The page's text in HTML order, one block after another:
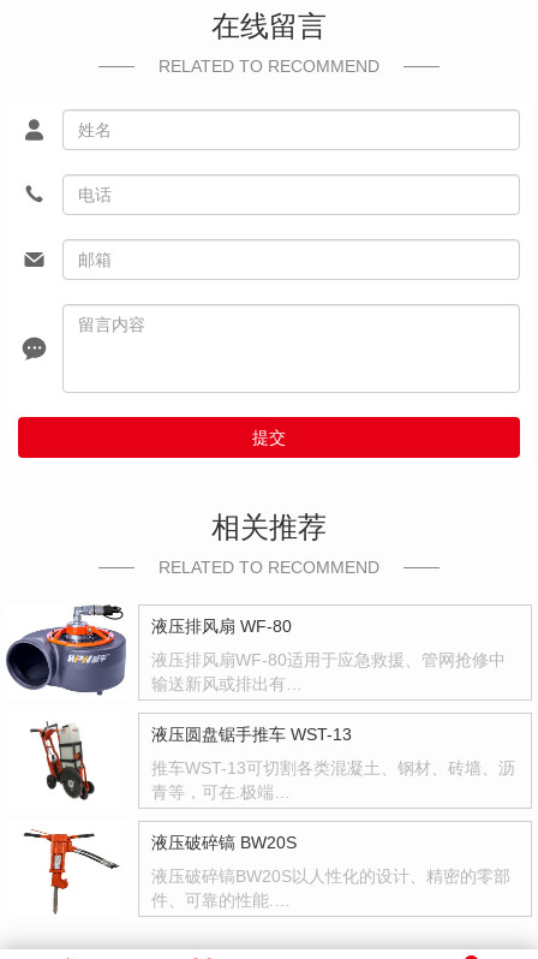
在线留言
RELATED TO RECOMMEND
提交
相关推荐
RELATED TO RECOMMEND
液压排风扇 WF-80
液压排风扇WF-80适用于应急救援、管网抢修中
输送新风或排出有…
液压圆盘锯手推车 WST-13
推车WST-13可切割各类混凝土、钢材、砖墙、沥
青等，可在.极端…
液压破碎镐 BW20S
液压破碎镐BW20S以人性化的设计、精密的零部
件、可靠的性能.…